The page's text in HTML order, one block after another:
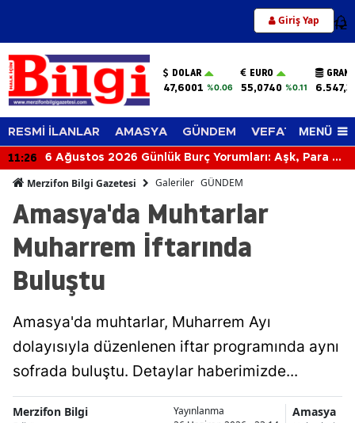
Giriş Yap 12
DOLAR
47,6001 %0.06
EURO
55,0740 %0.11
RESMİ İLANLAR AMASYA GÜNDEM VEFAT EDENLER
MENÜ
11:26
6 Ağustos 2026 Günlük Burç Yorumları: Aşk, Para ve
Neler Bekliyor?
Merzifon Bilgi Gazetesi Galeriler GÜNDEM
Amasya'da Muhtarlar
Muharrem İftarında
Buluştu
Amasya'da muhtarlar, Muharrem Ayı
dolayısıyla düzenlenen iftar programında aynı
sofrada buluştu. Detaylar haberimizde...
Merzifon Bilgi
Yayınlanma
Amasya